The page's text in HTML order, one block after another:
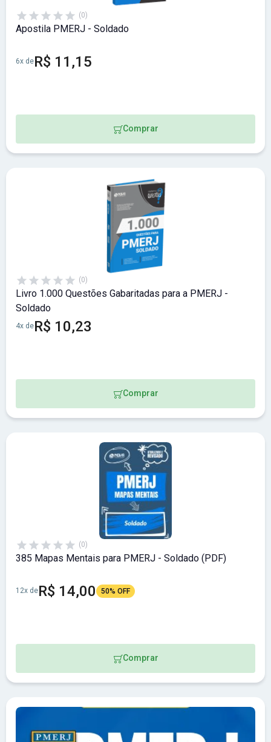
(0)
Apostila PMERJ - Soldado
6x deR$ 11,15
Comprar
(0)
Livro 1.000 Questões Gabaritadas para a PMERJ -
Soldado
4x deR$ 10,23
Comprar
(0)
385 Mapas Mentais para PMERJ - Soldado (PDF)
12x deR$ 14,00 50% OFF
Comprar